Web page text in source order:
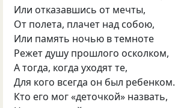
Или отказавшись от мечты,
От полета, плачет над собою,
Или память ночью в темноте
Режет душу прошлого осколком,
А тогда, когда уходят те,
Для кого всегда он был ребенком.
Кто его мог «деточкой» назвать,